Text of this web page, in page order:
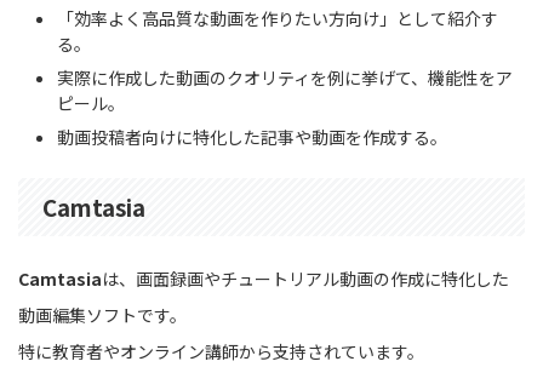
「効率よく高品質な動画を作りたい方向け」として紹介す
る。
実際に作成した動画のクオリティを例に挙げて、機能性をア
ピール。
動画投稿者向けに特化した記事や動画を作成する。
Camtasia
Camtasiaは、画面録画やチュートリアル動画の作成に特化した
動画編集ソフトです。
特に教育者やオンライン講師から支持されています。